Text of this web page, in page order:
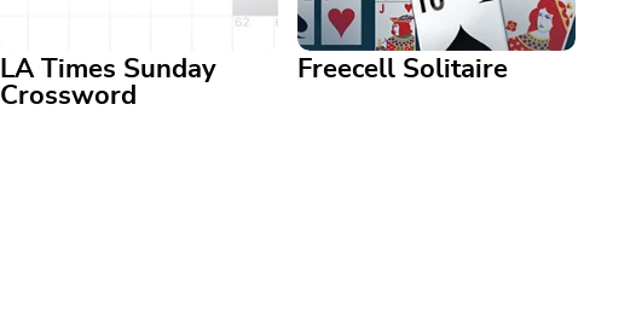
LA Times Sunday
Crossword
Freecell Solitaire